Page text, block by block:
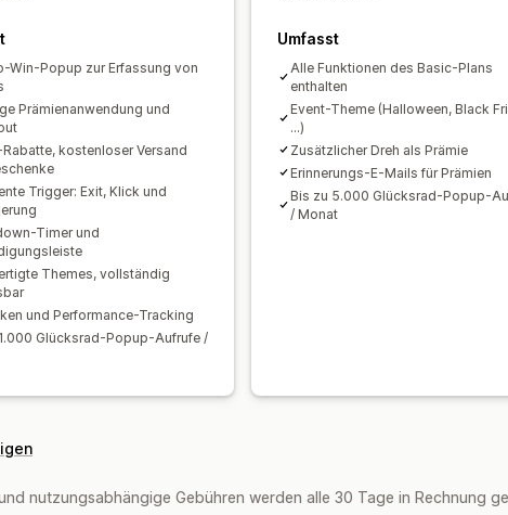
Win-Popup zur Erfassung von
Prämienanwendung und
kostenloser Versand
Trigger: Exit, Klick und
Timer und
Themes, vollständig
und Performance-Tracking
Glücksrad-Popup-Aufrufe /
Umfasst
Alle Funktionen des Basic-Plans
enthalten
Event-Theme (Halloween, Black
...)
Zusätzlicher Dreh als Prämie
Erinnerungs-E-Mails für Prämien
Bis zu 5.000 Glücksrad-Popup-
/ Monat
nutzungsabhängige Gebühren werden alle 30 Tage in Rechnung